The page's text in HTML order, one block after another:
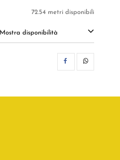
72.54 metri disponibili
Mostra disponibilità
CONDIVIDI